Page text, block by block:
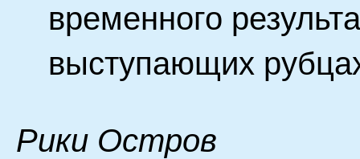
временного
выступающих
Pики Ocтpoв